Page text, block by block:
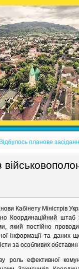
Відбулось планове
Кабінету Міністрів
Координаційний штаб
який постійно
інформації та даних
за особливих обставин
роль ефективної